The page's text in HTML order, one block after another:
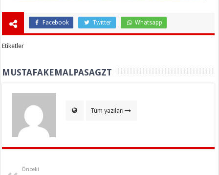
Facebook Twitter Whatsapp
Etiketler
MUSTAFAKEMALPASAGZT
Tüm yazıları
Önceki